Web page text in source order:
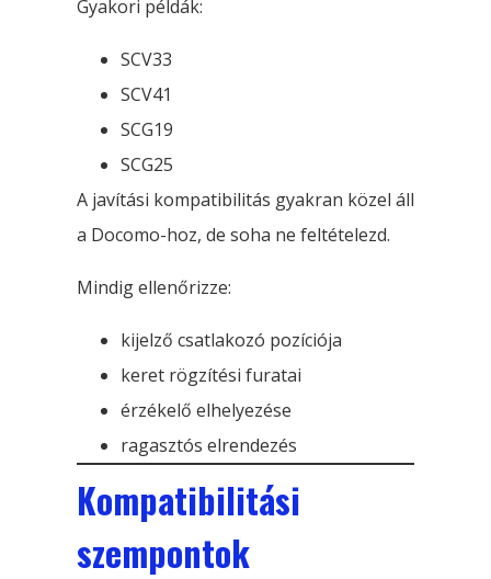
Gyakori példák:
SCV33
SCV41
SCG19
SCG25
A javítási kompatibilitás gyakran közel áll
a Docomo-hoz, de soha ne feltételezd.
Mindig ellenőrizze:
kijelző csatlakozó pozíciója
keret rögzítési furatai
érzékelő elhelyezése
ragasztós elrendezés
Kompatibilitási
szempontok